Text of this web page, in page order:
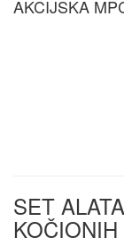
AKCIJSKA
SET